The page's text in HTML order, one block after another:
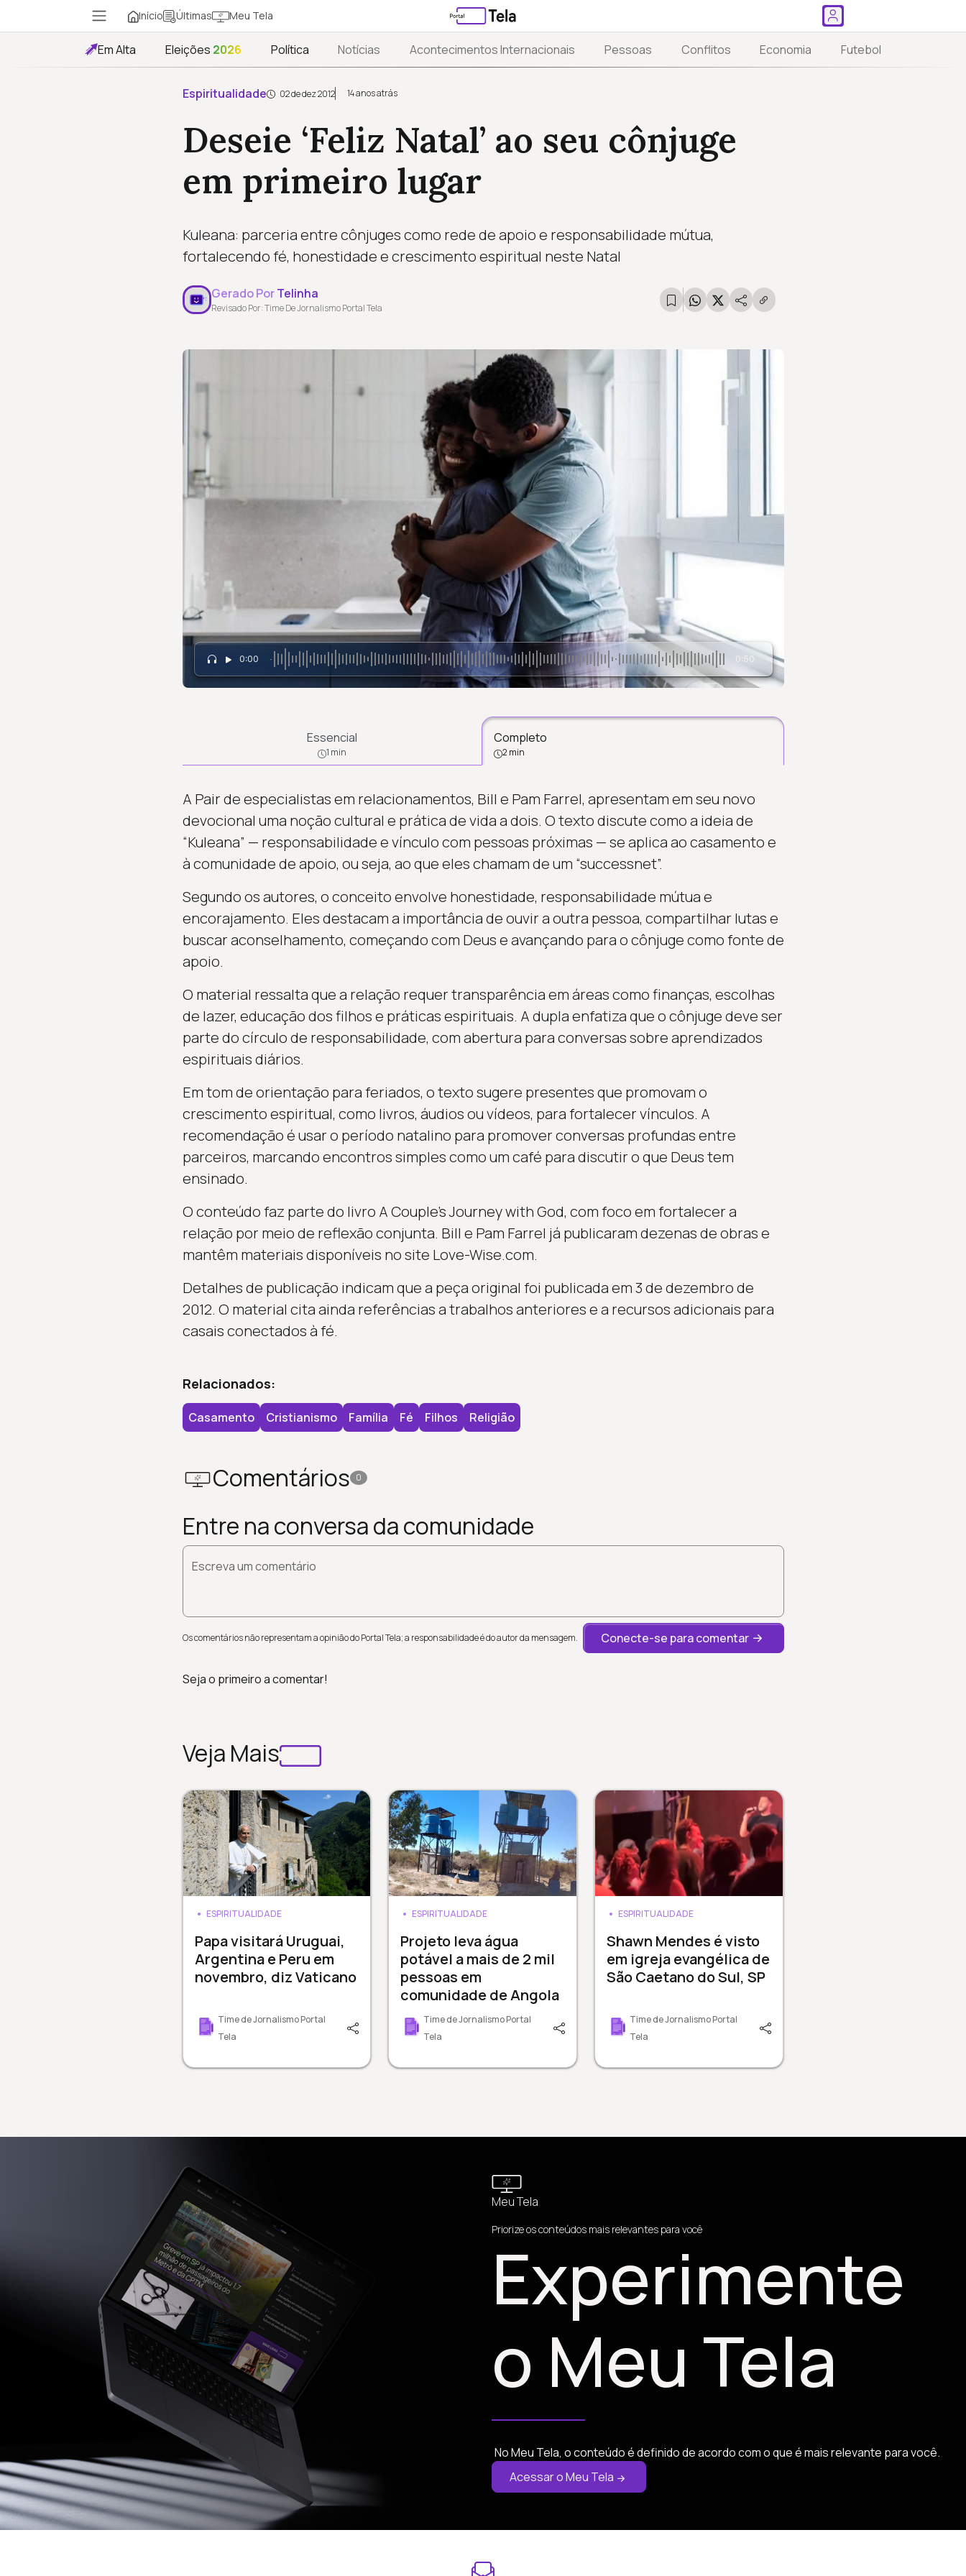
Início Últimas Meu Tela
Em Alta Eleições 2026 Política Notícias Acontecimentos Internacionais Pessoas Conflitos Economia Futebol
Espiritualidade 02 de dez 2012 14 anos atrás
Deseie ‘Feliz Natal’ ao seu cônjuge
em primeiro lugar
Kuleana: parceria entre cônjuges como rede de apoio e responsabilidade mútua,
fortalecendo fé, honestidade e crescimento espiritual neste Natal
Gerado PorTelinha
Revisado Por: Time De Jornalismo Portal Tela
0:00 0:50
Essencial
1 min
Completo
2 min
A Pair de especialistas em relacionamentos, Bill e Pam Farrel, apresentam em seu novo
devocional uma noção cultural e prática de vida a dois. O texto discute como a ideia de
“Kuleana” — responsabilidade e vínculo com pessoas próximas — se aplica ao casamento e
à comunidade de apoio, ou seja, ao que eles chamam de um “successnet”.
Segundo os autores, o conceito envolve honestidade, responsabilidade mútua e
encorajamento. Eles destacam a importância de ouvir a outra pessoa, compartilhar lutas e
buscar aconselhamento, começando com Deus e avançando para o cônjuge como fonte de
apoio.
O material ressalta que a relação requer transparência em áreas como finanças, escolhas
de lazer, educação dos filhos e práticas espirituais. A dupla enfatiza que o cônjuge deve ser
parte do círculo de responsabilidade, com abertura para conversas sobre aprendizados
espirituais diários.
Em tom de orientação para feriados, o texto sugere presentes que promovam o
crescimento espiritual, como livros, áudios ou vídeos, para fortalecer vínculos. A
recomendação é usar o período natalino para promover conversas profundas entre
parceiros, marcando encontros simples como um café para discutir o que Deus tem
ensinado.
O conteúdo faz parte do livro A Couple’s Journey with God, com foco em fortalecer a
relação por meio de reflexão conjunta. Bill e Pam Farrel já publicaram dezenas de obras e
mantêm materiais disponíveis no site Love-Wise.com.
Detalhes de publicação indicam que a peça original foi publicada em 3 de dezembro de
2012. O material cita ainda referências a trabalhos anteriores e a recursos adicionais para
casais conectados à fé.
Relacionados:
Casamento Cristianismo Família Fé Filhos Religião
Comentários 0
Entre na conversa da comunidade
Escreva um comentário
Os comentários não representam a opinião do Portal Tela; a responsabilidade é do autor da mensagem. Conecte-se para comentar
Seja o primeiro a comentar!
Veja Mais
ESPIRITUALIDADE
Papa visitará Uruguai,
Argentina e Peru em
novembro, diz Vaticano
Time de Jornalismo Portal
Tela
ESPIRITUALIDADE
Projeto leva água
potável a mais de 2 mil
pessoas em
comunidade de Angola
Time de Jornalismo Portal
Tela
ESPIRITUALIDADE
Shawn Mendes é visto
em igreja evangélica de
São Caetano do Sul, SP
Time de Jornalismo Portal
Tela
Meu Tela
Priorize os conteúdos mais relevantes para você
Experimente
o Meu Tela
No Meu Tela, o conteúdo é definido de acordo com o que é mais relevante para você.
Acessar o Meu Tela